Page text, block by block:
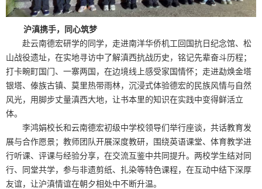
沪滇携手，同心筑梦
赴云南德宏研学的同学，走进南洋华侨机工回国抗日纪念馆、松
山战役遗址，在实地寻访中了解滇西抗战历史，铭记先辈奋斗历程；
打卡畹町国门、一寨两国，在边境线上感受家国情怀；走进勐焕金塔
银塔、傣族古镇、莫里热带雨林，沉浸式体验德宏的民族风情与自然
风光，用脚步丈量滇西大地，让书本里的知识在实践中变得鲜活立
体。
李鸿娟校长和云南德宏初级中学校领导们举行座谈，共话教育发
展与合作愿景；教师团队开展深度教研，围绕英语课堂、体育教学进
行听课、评课与经验分享，在交流互鉴中共同提升。两校学生结对同
行、同堂共学，参与非遗剪纸、扎染等特色课程，在互动中结下深厚
友谊，让沪滇情谊在朝夕相处中不断升温。